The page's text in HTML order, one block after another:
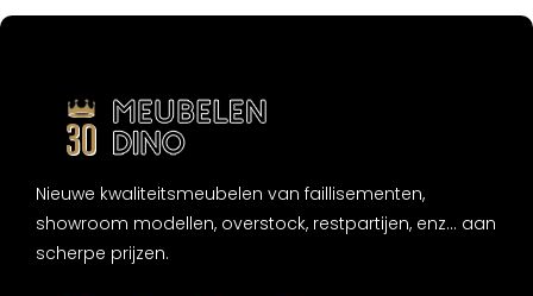
Nieuwe kwaliteitsmeubelen van faillisementen,
showroom modellen, overstock, restpartijen, enz... aan
scherpe prijzen.